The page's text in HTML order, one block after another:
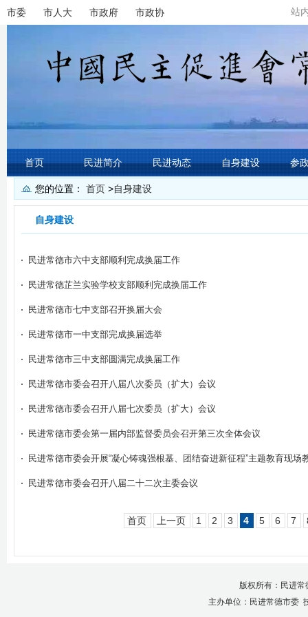
市委 市人大 市政府 市政协 站
首页 民进简介 民进动态 自身建设 参
您的位置： 首页 >自身建设
自身建设
民进常德市六中支部顺利完成换届工作
民进常德芷兰实验学校支部顺利完成换届工作
民进常德市七中支部召开换届大会
民进常德市一中支部完成换届选举
民进常德市三中支部圆满完成换届工作
民进常德市委会召开八届八次委员（扩大）会议
民进常德市委会召开八届七次委员（扩大）会议
民进常德市委会第一届内部监督委员会召开第三次全体会议
民进常德市委会开展“凝心铸魂强根基、团结奋进新征程”主题教育现场
民进常德市委会召开八届二十二次主委会议
首页 上一页 1 2 3 4 5 6 7
版权所有：民进
主办单位：民进常德市委